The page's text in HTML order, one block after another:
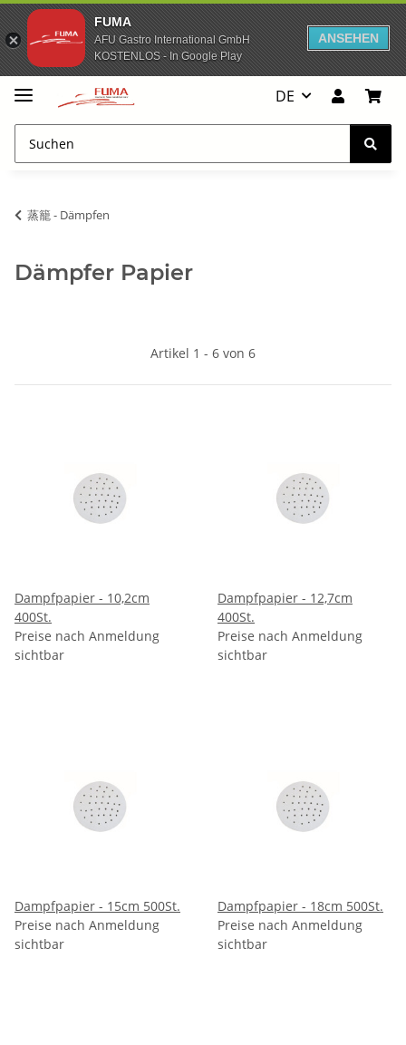
FUMA
AFU Gastro International GmbH
KOSTENLOS - In Google Play
ANSEHEN
DE
蒸籠 - Dämpfen
Dämpfer Papier
Artikel 1 - 6 von 6
Dampfpapier - 10,2cm
400St.
Preise nach Anmeldung
sichtbar
Dampfpapier - 12,7cm
400St.
Preise nach Anmeldung
sichtbar
Dampfpapier - 15cm 500St.
Preise nach Anmeldung
sichtbar
Dampfpapier - 18cm 500St.
Preise nach Anmeldung
sichtbar